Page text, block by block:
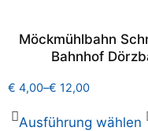
Möckmühlbahn
Bahnhof
€ 4,00–€ 12,00
Ausführung wählen